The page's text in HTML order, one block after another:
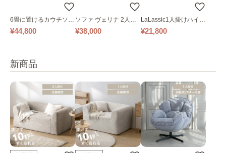
6畳に置けるカウチソフ
ァ｜ベージュ
¥44,800
ソファ ヴェリナ 2人掛
け
¥38,000
LaLassic1人掛けハイバ
ックソファ ワイド
¥21,800
新商品